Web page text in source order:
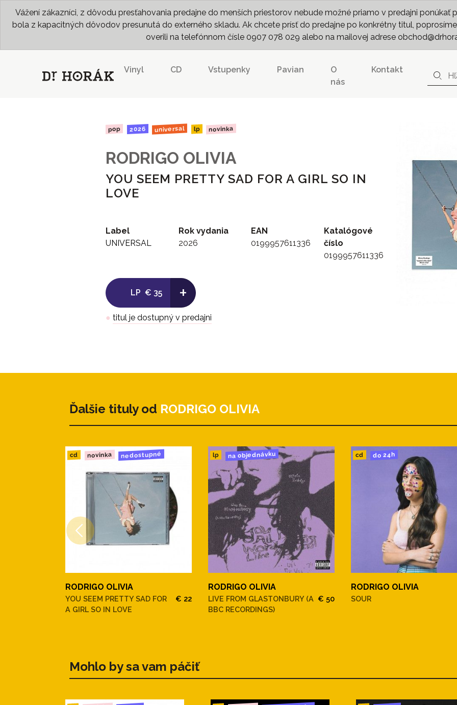
Vážení zákazníci, z dôvodu presťahovania predajne do menších priestorov nebude možné priamo v predajni
bola z kapacitných dôvodov presunutá do externého skladu. Ak chcete prísť do predajne po konkrétny titul,
overili na telefónnom čísle 0907 078 029 alebo na mailovej adrese
Vinyl CD Vstupenky Pavian
O
nás
Kontakt
pop 2026 universal lp novinka
RODRIGO OLIVIA
YOU SEEM PRETTY SAD FOR A GIRL SO IN
LOVE
Label
UNIVERSAL
Rok vydania
2026
EAN
0199957611336
Katalógové
číslo
0199957611336
LP € 35 +
● titul je dostupný v predajni
Ďalšie tituly od RODRIGO OLIVIA
cd novinka nedostupné
RODRIGO OLIVIA
YOU SEEM PRETTY SAD FOR
A GIRL SO IN LOVE
€ 22
lp na objednávku
RODRIGO OLIVIA
LIVE FROM GLASTONBURY (A
BBC RECORDINGS)
€ 50
cd do 24h
RODRIGO OLIVIA
SOUR
Mohlo by sa vam páčiť